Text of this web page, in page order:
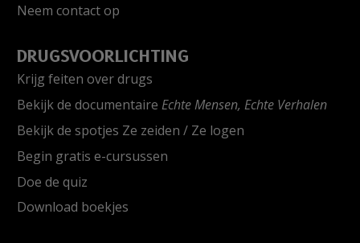
Neem contact op
DRUGSVOORLICHTING
Krijg feiten over drugs
Bekijk de documentaire Echte Mensen, Echte Verhalen
Bekijk de spotjes Ze zeiden / Ze logen
Begin gratis e-cursussen
Doe de quiz
Download boekjes